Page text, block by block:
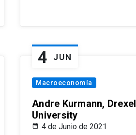
4 JUN
Macroeconomía
Andre Kurmann, Drexel
University
4 de Junio de 2021